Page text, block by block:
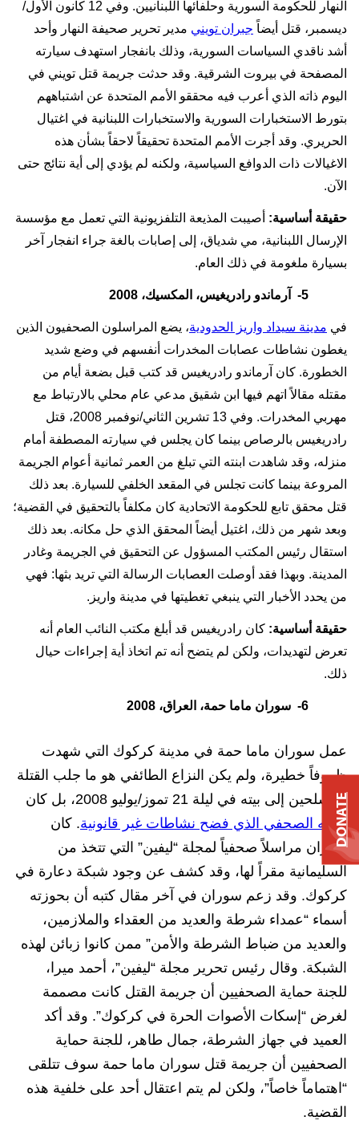
النهار للحكومة السورية وحلفائها اللبنانيين. وفي 12 كانون الأول/
ديسمبر، قتل أيضاً جبران تويني مدير تحرير صحيفة النهار وأحد
أشد ناقدي السياسات السورية، وذلك بانفجار استهدف سيارته
المصفحة في بيروت الشرقية. وقد حدثت جريمة قتل تويني في
اليوم ذاته الذي أعرب فيه محققو الأمم المتحدة عن اشتباههم
بتورط الاستخبارات السورية والاستخبارات اللبنانية في اغتيال
الحريري. وقد أجرت الأمم المتحدة تحقيقاً لاحقاً بشأن هذه
الاغيالات ذات الدوافع السياسية، ولكنه لم يؤدي إلى أية نتائج حتى
الآن.
حقيقة أساسية: أصيبت المذيعة التلفزيونية التي تعمل مع مؤسسة
الإرسال اللبنانية، مي شدياق، إلى إصابات بالغة جراء انفجار آخر
بسيارة ملغومة في ذلك العام.
5- آرماندو رادريغيس، المكسيك، 2008
في مدينة سيداد واريز الحدودية، يضع المراسلون الصحفيون الذين
يغطون نشاطات عصابات المخدرات أنفسهم في وضع شديد
الخطورة. كان آرماندو رادريغيس قد كتب قبل بضعة أيام من
مقتله مقالاً اتهم فيها ابن شقيق مدعي عام محلي بالارتباط مع
مهربي المخدرات. وفي 13 تشرين الثاني/نوفمبر 2008، قتل
رادريغيس بالرصاص بينما كان يجلس في سيارته المصطفة أمام
منزله، وقد شاهدت ابنته التي تبلغ من العمر ثمانية أعوام الجريمة
المروعة بينما كانت تجلس في المقعد الخلفي للسيارة. بعد ذلك
قتل محقق تابع للحكومة الاتحادية كان مكلفاً بالتحقيق في القضية؛
وبعد شهر من ذلك، اغتيل أيضاً المحقق الذي حل مكانه. بعد ذلك
استقال رئيس المكتب المسؤول عن التحقيق في الجريمة وغادر
المدينة. وبهذا فقد أوصلت العصابات الرسالة التي تريد بثها: فهي
من يحدد الأخبار التي ينبغي تغطيتها في مدينة واريز.
حقيقة أساسية: كان رادريغيس قد أبلغ مكتب النائب العام أنه
تعرض لتهديدات، ولكن لم يتضح أنه تم اتخاذ أية إجراءات حيال
ذلك.
6- سوران ماما حمة، العراق، 2008
عمل سوران ماما حمة في مدينة كركوك التي شهدت
ظروفاً خطيرة، ولم يكن النزاع الطائفي هو ما جلب القتلة
المسلحين إلى بيته في ليلة 21 تموز/يوليو 2008، بل كان
عمله الصحفي الذي فضح نشاطات غير قانونية. كان
سوران مراسلاً صحفياً لمجلة “ليفين” التي تتخذ من
السليمانية مقراً لها، وقد كشف عن وجود شبكة دعارة في
كركوك. وقد زعم سوران في آخر مقال كتبه أن بحوزته
أسماء “عمداء شرطة والعديد من العقداء والملازمين،
والعديد من ضباط الشرطة والأمن” ممن كانوا زبائن لهذه
الشبكة. وقال رئيس تحرير مجلة “ليفين”، أحمد ميرا،
للجنة حماية الصحفيين أن جريمة القتل كانت مصممة
لغرض “إسكات الأصوات الحرة في كركوك”. وقد أكد
العميد في جهاز الشرطة، جمال طاهر، للجنة حماية
الصحفيين أن جريمة قتل سوران ماما حمة سوف تتلقى
“اهتماماً خاصاً”، ولكن لم يتم اعتقال أحد على خلفية هذه
القضية.
DONATE